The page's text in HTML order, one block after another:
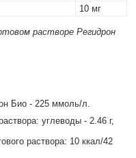
10 мг
растворе Регидрон
Био - 225 ммоль/л.
углеводы - 2.46 г,
раствора: 10 ккал/42